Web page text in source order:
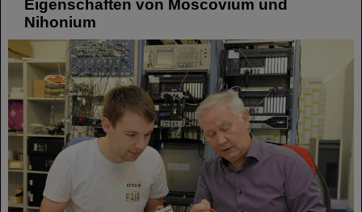
Eigenschaften von Moscovium und
Nihonium